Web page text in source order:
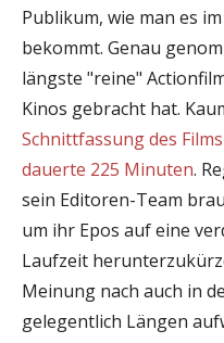
Publikum, wie man es
bekommt. Genau
längste "reine"
Kinos gebracht hat.
Schnittfassung des
dauerte 225 Minuten.
sein Editoren-Team
um ihr Epos auf eine
Laufzeit
Meinung nach auch in
gelegentlich Längen